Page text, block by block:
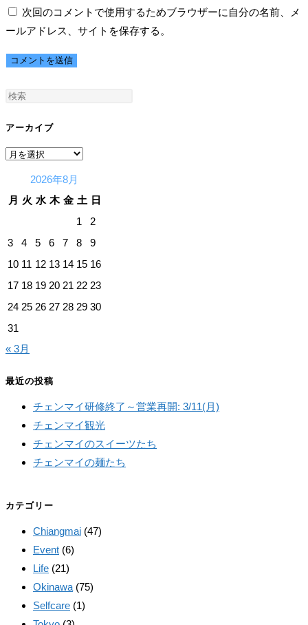
す
名
ま
は
ユ
ー
を
入
力
く
だ
ア
レ
を
力
し
メ
ト
イ
の
を
力
し
だ
い。
(任
意)
次回のコメントで使用するためブラウザーに自分の名前、メ
ールアドレス、サイトを保存する。
アーカイブ
ア
イ
2026年8月
月 火 水 木 金 土 日
1
2
3
4 5 6 7 8
9
10 11 12 13 14 15 16
17 18 19 20 21 22 23
24 25 26 27 28 29 30
31
« 3月
最近の投稿
チェンマイ研修終了～営業再開: 3/11(月)
チェンマイ観光
チェンマイのスイーツたち
チェンマイの麺たち
カテゴリー
Chiangmai (47)
Event (6)
Life (21)
Okinawa (75)
Selfcare (1)